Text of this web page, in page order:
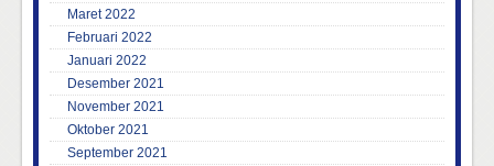
Maret 2022
Februari 2022
Januari 2022
Desember 2021
November 2021
Oktober 2021
September 2021